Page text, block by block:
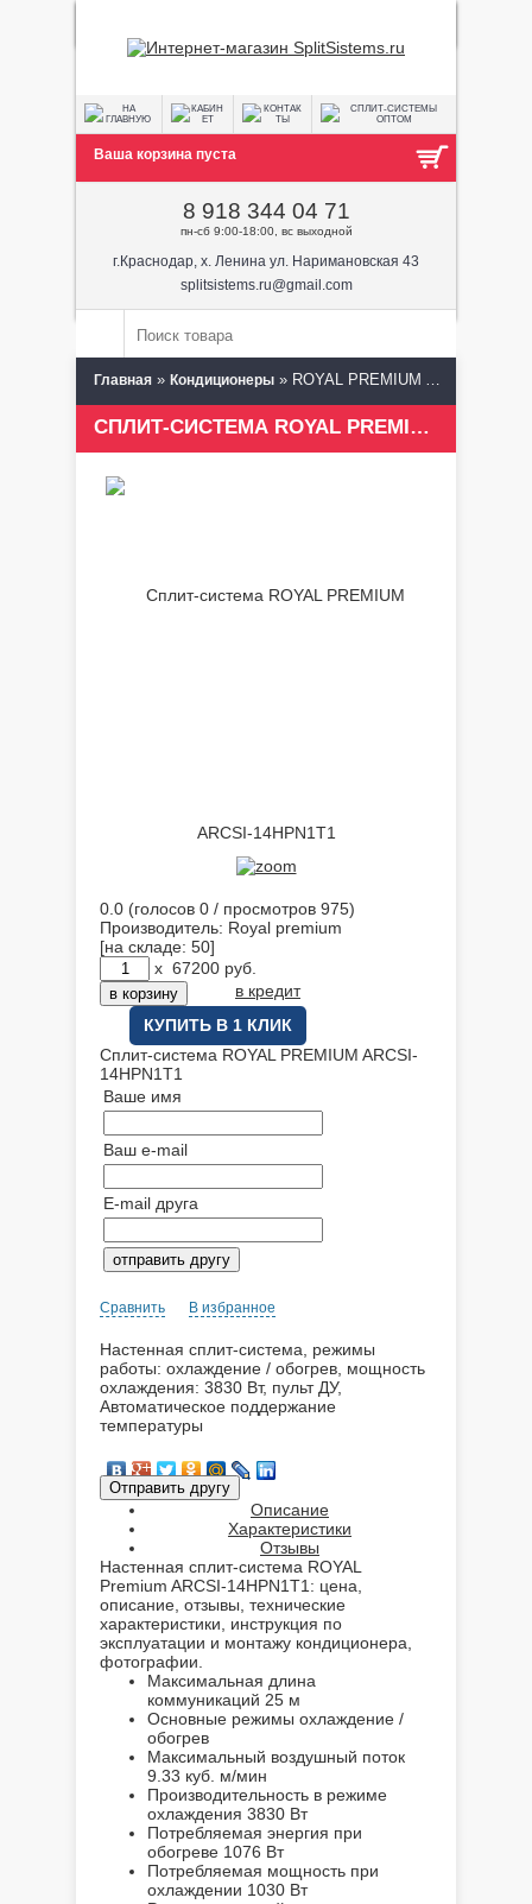
Ваша корзина пуста
8 918 344 04 71
пн-сб 9:00-18:00, вс выходной
г.Краснодар, х. Ленина ул. Наримановская 43
splitsistems.ru@gmail.com
Главная » Кондиционеры » ROYAL PREMIUM ARCSI-14HPN1T1
СПЛИТ-СИСТЕМА ROYAL PREMIUM ARCSI-14HPN1T1
0.0 (голосов 0 / просмотров 975)
Производитель: Royal premium
[на складе: 50]
x 67200 руб.
в кредит
КУПИТЬ В 1 КЛИК
Сплит-система ROYAL PREMIUM ARCSI-
14HPN1T1
Ваше имя
Ваш e-mail
E-mail друга
Сравнить В избранное
Настенная сплит-система, режимы
работы: охлаждение / обогрев, мощность
охлаждения: 3830 Вт, пульт ДУ,
Автоматическое поддержание
температуры
Описание
Характеристики
Отзывы
Настенная сплит-система ROYAL
Premium ARCSI-14HPN1T1: цена,
описание, отзывы, технические
характеристики, инструкция по
эксплуатации и монтажу кондиционера,
фотографии.
Максимальная длина
коммуникаций 25 м
Основные режимы охлаждение /
обогрев
Максимальный воздушный поток
9.33 куб. м/мин
Производительность в режиме
охлаждения 3830 Вт
Потребляемая энергия при
обогреве 1076 Вт
Потребляемая мощность при
охлаждении 1030 Вт